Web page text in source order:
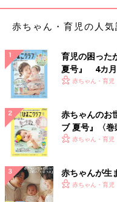
まどかさん（以下敬称略
型コラーゲン異常症関連
が、らんも低身長です。医
こ大きくなる」と言われ
は115cm。小学1年生ぐら
また軽度の難聴で、4歳か
ン異常症関連疾患は、難
炎になりやすいです。呼
中耳炎になっているな」と
この疾患は、重度の近視
います。3歳のときに眼科
眼鏡をかけて少しでも視力
赤ちゃん・育児の人
育児の困った
夏号』 4カ月
いっぱい！
赤ちゃん・育児
赤ちゃんのお
ブ 夏号』〈
く！ おっぱい
赤ちゃん・育児
赤ちゃんが生
赤ちゃん・育児